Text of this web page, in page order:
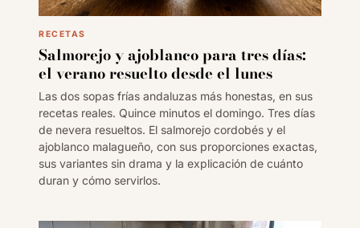
RECETAS
Salmorejo y ajoblanco para tres días:
el verano resuelto desde el lunes
Las dos sopas frías andaluzas más honestas, en sus
recetas reales. Quince minutos el domingo. Tres días
de nevera resueltos. El salmorejo cordobés y el
ajoblanco malagueño, con sus proporciones exactas,
sus variantes sin drama y la explicación de cuánto
duran y cómo servirlos.